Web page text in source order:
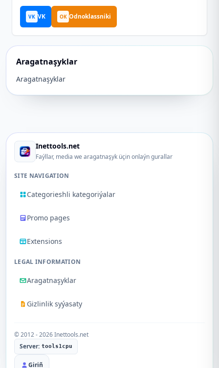
VK VK OK Odnoklassniki
Aragatnaşyklar
Aragatnaşyklar
Inettools.net
Faýllar, media we aragatnaşyk üçin onlaýn gurallar
SITE NAVIGATION
Categorieshli kategoriýalar
Promo pages
Extensions
LEGAL INFORMATION
Aragatnaşyklar
Gizlinlik syýasaty
© 2012 - 2026 Inettools.net
Server: tools1cpu
Giriň